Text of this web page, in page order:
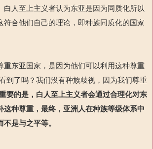
白人至上主义者认为东亚是因为同质化所以
符合他们自己的理论，即种族同质化的国家
重东亚国家， 是因为他们可以利用这种尊重
到了吗？ 我们没有种族歧视，因为我们尊重
要的是，白人至上主义者会通过合理化对东
这种尊重，最终，亚洲人在种族等级体系中
不是与之平等。